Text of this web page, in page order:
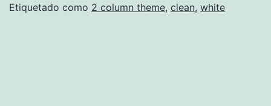
Etiquetado como 2 column theme, clean, white